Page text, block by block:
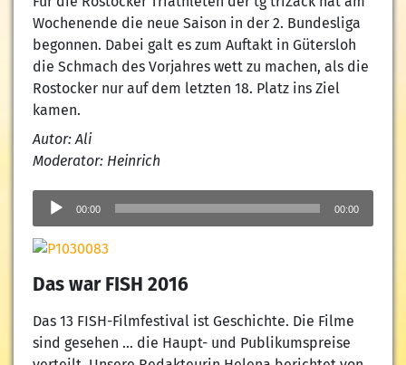
Wochenende die neue Saison in der 2. Bundesliga
begonnen. Dabei galt es zum Auftakt in Gütersloh
die Schmach des Vorjahres wett zu machen, als die
Rostocker nur auf dem letzten 18. Platz ins Ziel
kamen.
Autor: Ali
Moderator: Heinrich
Audio-
Player
00:00 00:00
Das war FISH 2016
Das 13 FISH-Filmfestival ist Geschichte. Die Filme
sind gesehen … die Haupt- und Publikumspreise